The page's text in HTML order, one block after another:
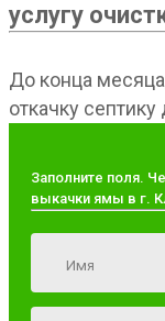
услугу
До конца
откачку
Заполните поля.
выкачки ямы в г.